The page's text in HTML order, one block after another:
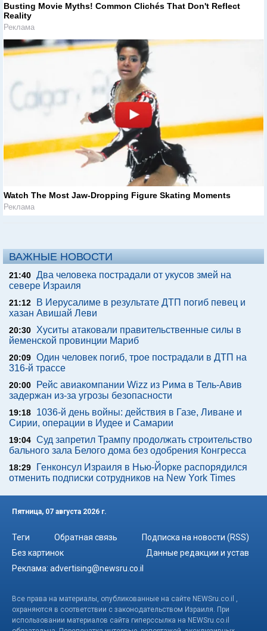
Busting Movie Myths! Common Clichés That Don't Reflect
Reality
Реклама
Watch The Most Jaw‑Dropping Figure Skating Moments
Реклама
ВАЖНЫЕ НОВОСТИ
21:40 Два человека пострадали от укусов змей на
севере Израиля
21:12
В Иерусалиме в результате ДТП погиб певец и
хазан Авишай Леви
20:30 Хуситы атаковали правительственные силы в
йеменской провинции Мариб
20:09 Один человек погиб, трое пострадали в ДТП на
316-й трассе
20:00
Рейс авиакомпании Wizz из Рима в Тель-Авив
задержан из-за угрозы безопасности
19:18
1036-й день войны: действия в Газе, Ливане и
Сирии, операции в Иудее и Самарии
19:04 Суд запретил Трампу продолжать строительство
бального зала Белого дома без одобрения Конгресса
18:29
Генконсул Израиля в Нью-Йорке распорядился
отменить подписки сотрудников на New York Times
Пятница, 07 августа 2026 г.
Теги Обратная связь
Подписка на новости (RSS)
Без картинок
Данные редакции и устав
Реклама: advertising@newsru.co.il
Все права на материалы, опубликованные на сайте NEWSru.co.il ,
охраняются в соответствии с законодательством Израиля. При
использовании материалов сайта гиперссылка на NEWSru.co.il